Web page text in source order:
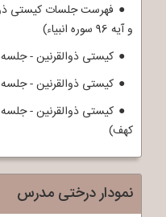
و آیه 96 سوره انبیاء)
کیستی ذوالقرنین - جلسه 1 (تفسیر آیات 83 تا 99 سوره کهف)
کیستی ذوالقرنین - جلسه 2 (تفسیر آیات 83 تا 99 سوره کهف)
کهف)
نمودار درختی مدرس